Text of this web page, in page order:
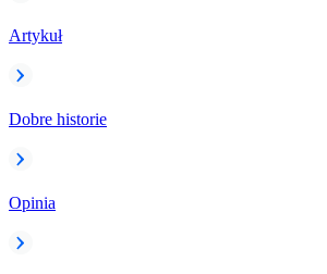
Artykuł
Dobre historie
Opinia